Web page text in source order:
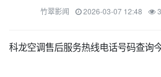
竹翠影闻 2026-03-07 12:48
科龙空调售后服务热线电话号码查询